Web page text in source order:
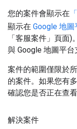
您的案件會顯示在
顯示在 Google 地
「客服案件」頁面
與 Google 地圖平台
案件的範圍僅限於
的案件。如果您有
確認您是否正在查
解決案件